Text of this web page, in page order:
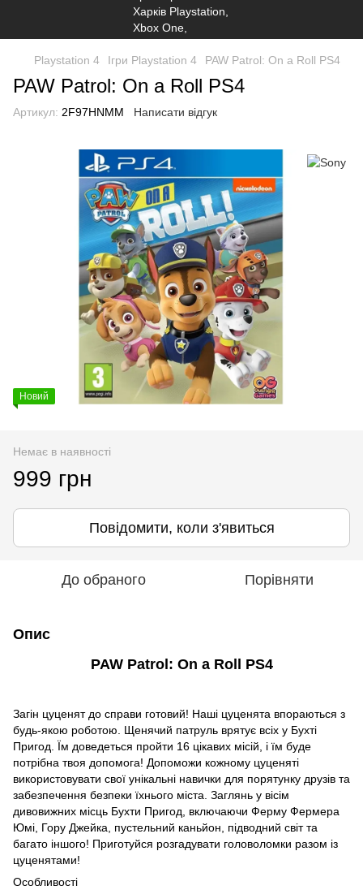
Playstation 4 Ігри Playstation 4 PAW Patrol: On a Roll PS4
PAW Patrol: On a Roll PS4
Артикул: 2F97HNMM Написати відгук
Новий
Немає в наявності
999 грн
Повідомити, коли з'явиться
До обраного Порівняти
Опис
PAW Patrol: On a Roll PS4
Загін цуценят до справи готовий! Наші цуценята впораються з
будь-якою роботою. Щенячий патруль врятує всіх у Бухті
Пригод. Їм доведеться пройти 16 цікавих місій, і їм буде
потрібна твоя допомога! Допоможи кожному цуценяті
використовувати свої унікальні навички для порятунку друзів та
забезпечення безпеки їхнього міста. Заглянь у вісім
дивовижних місць Бухти Пригод, включаючи Ферму Фермера
Юмі, Гору Джейка, пустельний каньйон, підводний світ та
багато іншого! Приготуйся розгадувати головоломки разом із
цуценятами!
Особливості